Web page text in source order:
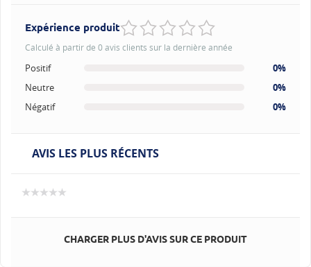
Expérience produit
Calculé à partir de 0 avis clients sur la dernière année
Positif
0%
Neutre
0%
Négatif
0%
AVIS LES PLUS RÉCENTS
CHARGER PLUS D'AVIS SUR CE PRODUIT